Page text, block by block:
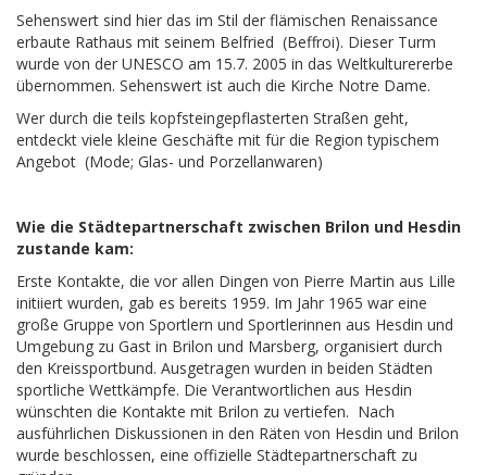
Sehenswert sind hier das im Stil der flämischen Renaissance
erbaute Rathaus mit seinem Belfried (Beffroi). Dieser Turm
wurde von der UNESCO am 15.7. 2005 in das Weltkulturererbe
übernommen. Sehenswert ist auch die Kirche Notre Dame.
Wer durch die teils kopfsteingepflasterten Straßen geht,
entdeckt viele kleine Geschäfte mit für die Region typischem
Angebot (Mode; Glas- und Porzellanwaren)
Wie die Städtepartnerschaft zwischen Brilon und Hesdin
zustande kam:
Erste Kontakte, die vor allen Dingen von Pierre Martin aus Lille
initiiert wurden, gab es bereits 1959. Im Jahr 1965 war eine
große Gruppe von Sportlern und Sportlerinnen aus Hesdin und
Umgebung zu Gast in Brilon und Marsberg, organisiert durch
den Kreissportbund. Ausgetragen wurden in beiden Städten
sportliche Wettkämpfe. Die Verantwortlichen aus Hesdin
wünschten die Kontakte mit Brilon zu vertiefen. Nach
ausführlichen Diskussionen in den Räten von Hesdin und Brilon
wurde beschlossen, eine offizielle Städtepartnerschaft zu